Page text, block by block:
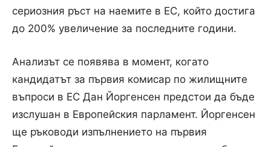
сериозния ръст на наемите в ЕС, който достига
до 200% увеличение за последните години.
Анализът се появява в момент, когато
кандидатът за първия комисар по жилищните
въпроси в ЕС Дан Йоргенсен предстои да бъде
изслушан в Европейския парламент. Йоргенсен
ще ръководи изпълнението на първия